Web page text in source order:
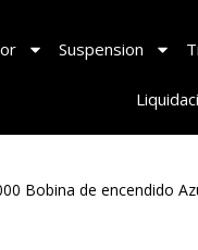
Suspension
Bobina de encendido